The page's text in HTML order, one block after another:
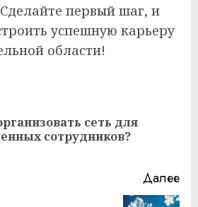
первый шаг, и
успешную карьеру
области!
сеть для
сотрудников?
Далее